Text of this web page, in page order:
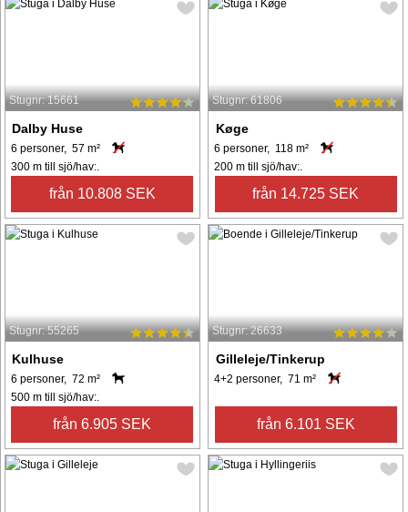
Stugnr: 15661
Dalby Huse
6 personer, 57 m²
300 m till sjö/hav:.
från 10.808 SEK
Stugnr: 61806
Køge
6 personer, 118 m²
200 m till sjö/hav:.
från 14.725 SEK
Stugnr: 55265
Kulhuse
6 personer, 72 m²
500 m till sjö/hav:.
från 6.905 SEK
Stugnr: 26633
Gilleleje/Tinkerup
4+2 personer, 71 m²
från 6.101 SEK